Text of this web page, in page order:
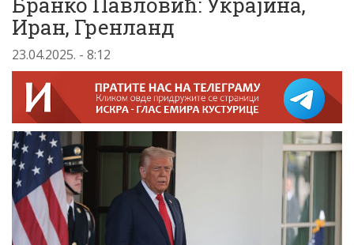
Иран, Гренланд
23.04.2025. - 8:12